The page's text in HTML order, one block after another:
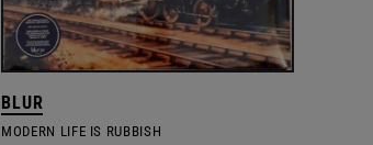
BLUR
MODERN LIFE IS RUBBISH